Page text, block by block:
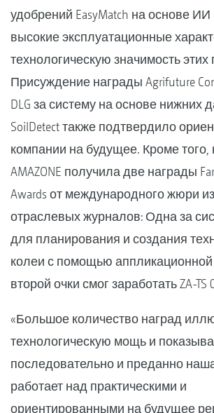
удобрений EasyMatch на основе
высокие эксплуатационные
технологическую значимость этих
Присуждение награды Agrifuture
DLG за систему на основе нижних
SoilDetect также подтвердило
компании на будущее. Кроме того,
AMAZONE получила две награды
Awards от международного жюри
отраслевых журналов: Одна за
для планирования и создания
колеи с помощью
второй очки смог заработать ZA-TS
«Большое количество наград
технологическую мощь и
последовательно и преданно
работает над практическими и
ориентированными на будущее